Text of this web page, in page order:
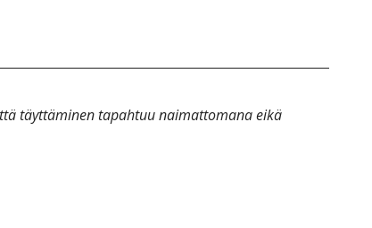
täyttäminen tapahtuu naimattomana eikä